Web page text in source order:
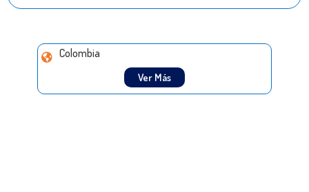
Colombia
Ver Más